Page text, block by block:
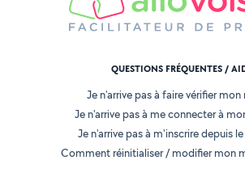
QUESTIONS FRÉQUENTES /
Je n'arrive pas à faire vérifier
Je n'arrive pas à me connecter à
Je n'arrive pas à m'inscrire depuis
Comment réinitialiser / modifier mon